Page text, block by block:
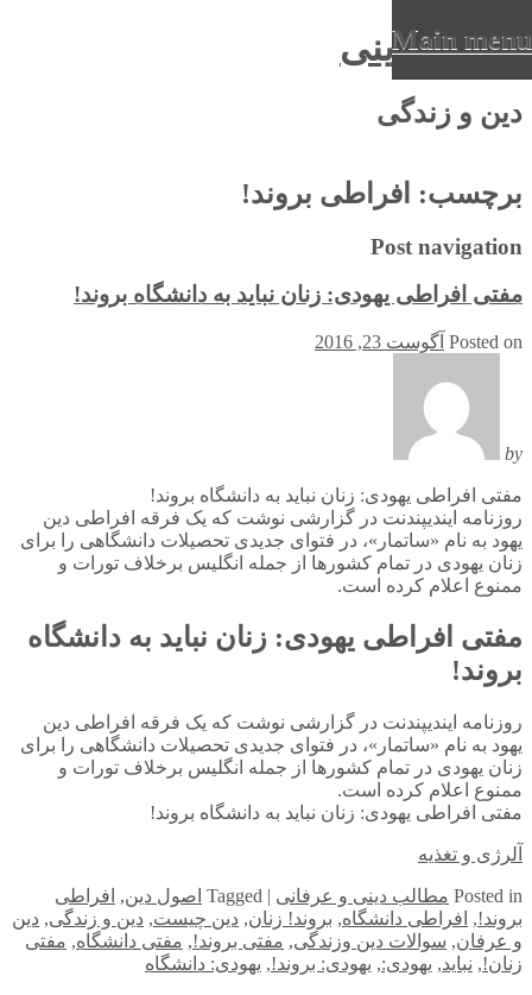
عرفان دینی
دین و زندگی
Main menu
to
content
برچسب: افراطی بروند!
Post navigation
مفتی افراطی یهودی: زنان نباید به دانشگاه بروند!
Posted on آگوست 23, 2016
by
مفتی افراطی یهودی: زنان نباید به دانشگاه بروند!
روزنامه ایندیپندنت در گزارشی نوشت که یک فرقه افراطی دین
یهود به نام «ساتمار»، در فتوای جدیدی تحصیلات دانشگاهی را برای
زنان یهودی در تمام کشورها از جمله انگلیس برخلاف تورات و
ممنوع اعلام کرده است.
مفتی افراطی یهودی: زنان نباید به دانشگاه
بروند!
روزنامه ایندیپندنت در گزارشی نوشت که یک فرقه افراطی دین
یهود به نام «ساتمار»، در فتوای جدیدی تحصیلات دانشگاهی را برای
زنان یهودی در تمام کشورها از جمله انگلیس برخلاف تورات و
ممنوع اعلام کرده است.
مفتی افراطی یهودی: زنان نباید به دانشگاه بروند!
آلرژی و تغذیه
Posted in مطالب دینی و عرفانی |
Tagged اصول دین, افراطی
بروند!, افراطی دانشگاه, بروند! زنان, دین چیست, دین و زندگی, دین
و عرفان, سوالات دین وزندگی, مفتی بروند!, مفتی دانشگاه, مفتی
زنان!, نباید, یهودی:, یهودی: بروند!, یهودی: دانشگاه